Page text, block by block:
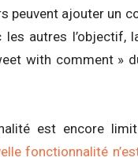
peuvent ajouter un
autres l’objectif,
with comment »
est encore
fonctionnalité